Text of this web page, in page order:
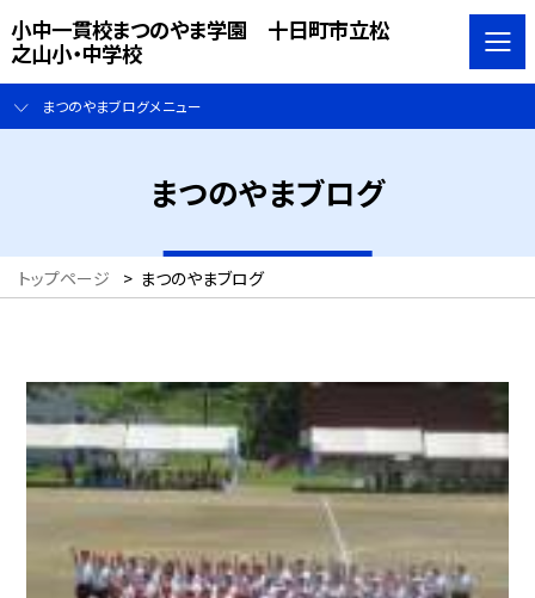
小中一貫校まつのやま学園 十日町市立松
之山小・中学校
まつのやまブログメニュー
まつのやまブログ
トップページ > まつのやまブログ